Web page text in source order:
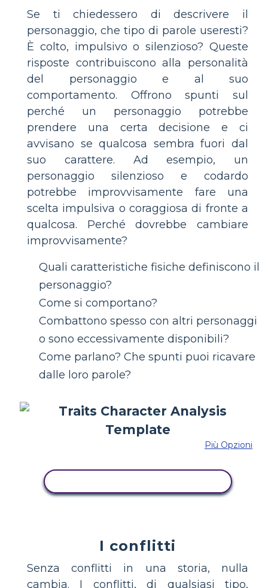
Se ti chiedessero di descrivere il
personaggio, che tipo di parole useresti?
È colto, impulsivo o silenzioso? Queste
risposte contribuiscono alla personalità
del personaggio e al suo
comportamento. Offrono spunti sul
perché un personaggio potrebbe
prendere una certa decisione e ci
avvisano se qualcosa sembra fuori dal
suo carattere. Ad esempio, un
personaggio silenzioso e codardo
potrebbe improvvisamente fare una
scelta impulsiva o coraggiosa di fronte a
qualcosa. Perché dovrebbe cambiare
improvvisamente?
Quali caratteristiche fisiche definiscono il
personaggio?
Come si comportano?
Combattono spesso con altri personaggi
o sono eccessivamente disponibili?
Come parlano? Che spunti puoi ricavare
dalle loro parole?
Più Opzioni
I conflitti
Senza conflitti in una storia, nulla
cambia. I conflitti, di qualsiasi tipo,